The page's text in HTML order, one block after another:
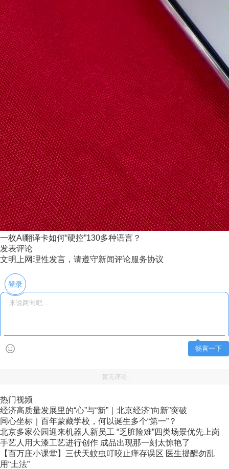
一枚AI翻译卡如何“硬控”130多种语言？
发表评论
文明上网理性发言，请遵守新闻评论服务协议
登录
畅言一下
暂无评论
热门视频
经济高质量发展里的“心”与“新”｜北京经济“向新”突破
同心坐标｜百年蒙藏学校，何以诞生多个“第一”？
北京多家公园迎来机器人新员工 “乏脏险难”四类场景优先上岗
手艺人用大漆工艺进行创作 成品出现那一刻太惊艳了
【百万庄小课堂】三伏天蚊虫叮咬止痒存误区 医生提醒勿乱
用“土法”